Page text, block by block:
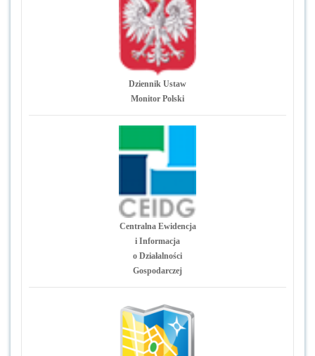
Dziennik Ustaw
Monitor Polski
Centralna Ewidencja
i Informacja
o Działalności
Gospodarczej